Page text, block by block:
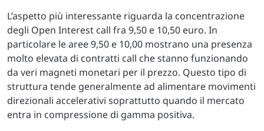
L’aspetto più interessante riguarda la concentrazione
degli Open Interest call fra 9,50 e 10,50 euro. In
particolare le aree 9,50 e 10,00 mostrano una presenza
molto elevata di contratti call che stanno funzionando
da veri magneti monetari per il prezzo. Questo tipo di
struttura tende generalmente ad alimentare movimenti
direzionali accelerativi soprattutto quando il mercato
entra in compressione di gamma positiva.